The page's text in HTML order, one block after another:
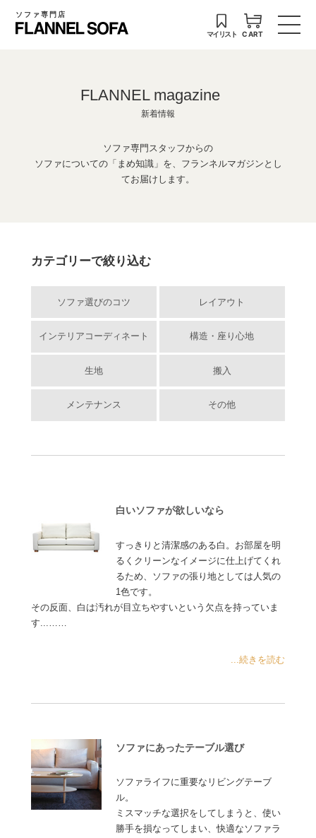
ソファ専門店
マイリスト CART
FLANNEL magazine
新着情報
ソファ専門スタッフからの
ソファについての「まめ知識」を、フランネルマガジンとし
てお届けします。
カテゴリーで絞り込む
ソファ選びのコツ レイアウト
インテリアコーディネート 構造・座り心地
生地 搬入
メンテナンス その他
白いソファが欲しいなら
すっきりと清潔感のある白。お部屋を明
るくクリーンなイメージに仕上げてくれ
るため、ソファの張り地としては人気の
1色です。
その反面、白は汚れが目立ちやすいという欠点を持っていま
す...……
...続きを読む
ソファにあったテーブル選び
ソファライフに重要なリビングテーブ
ル。
ミスマッチな選択をしてしまうと、使い
勝手を損なってしまい、快適なソファラ